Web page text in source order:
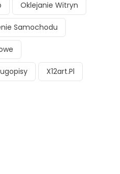
Oklejanie Witryn
Samochodu
X12art.pl